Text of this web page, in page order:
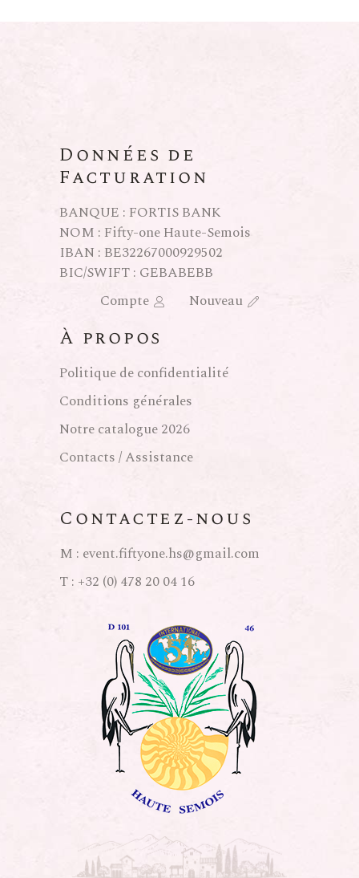
Contactez-nous
M : event.fiftyone.hs@gmail.com
T : +32 (0) 478 20 04 16
À propos
Politique de confidentialité
Conditions générales
Notre catalogue 2026
Contacts / Assistance
Données de
Facturation
BANQUE : FORTIS BANK
NOM : Fifty-one Haute-Semois
IBAN : BE32267000929502
BIC/SWIFT : GEBABEBB
Compte
Nouveau